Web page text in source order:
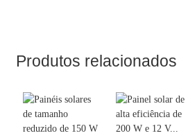
Produtos relacionados